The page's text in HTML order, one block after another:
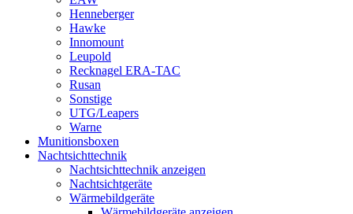
Henneberger
Hawke
Innomount
Leupold
Recknagel ERA-TAC
Rusan
Sonstige
UTG/Leapers
Warne
Munitionsboxen
Nachtsichttechnik
Nachtsichttechnik anzeigen
Nachtsichtgeräte
Wärmebildgeräte